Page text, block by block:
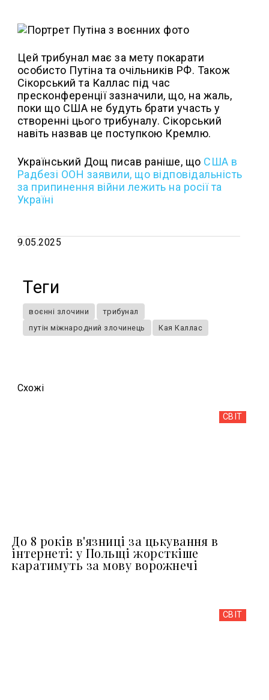
Цей трибунал має за мету покарати
особисто Путіна та очільників РФ. Також
Сікорський та Каллас під час
пресконференції зазначили, що, на жаль,
поки що США не будуть брати участь у
створенні цього трибуналу. Сікорський
навіть назвав це поступкою Кремлю.
Український Дощ писав раніше, що США в
Радбезі ООН заявили, що відповідальність
за припинення війни лежить на росії та
Україні
9.05.2025
Теги
воєнні злочини
трибунал
путін міжнародний злочинець
Кая Каллас
Схожi
СВІТ
До 8 років в'язниці за цькування в
інтернеті: у Польщі жорсткіше
каратимуть за мову ворожнечі
СВІТ